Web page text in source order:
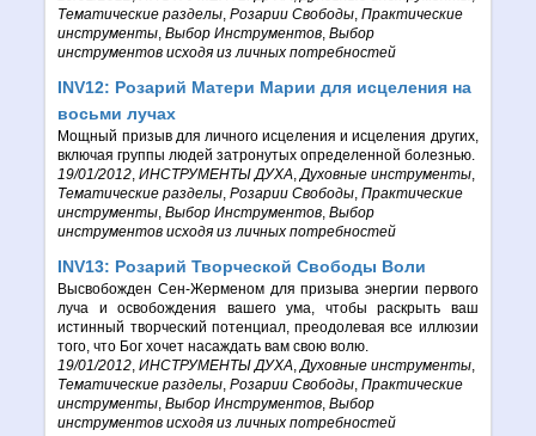
Тематические разделы ,Розарии Свободы ,Практические
инструменты ,Выбор Инструментов ,Выбор
инструментов исходя из личных потребностей
INV12: Розарий Матери Марии для исцеления на
восьми лучах
Мощный призыв для личного исцеления и исцеления других,
включая группы людей затронутых определенной болезнью.
19/01/2012 ,ИНСТРУМЕНТЫ ДУХА ,Духовные инструменты
Тематические разделы ,Розарии Свободы ,Практические
инструменты ,Выбор Инструментов ,Выбор
инструментов исходя из личных потребностей
INV13: Розарий Творческой Свободы Воли
Высвобожден Сен-Жерменом для призыва энергии первого
луча и освобождения вашего ума, чтобы раскрыть ваш
истинный творческий потенциал, преодолевая все иллюзии
того, что Бог хочет насаждать вам свою волю.
19/01/2012 ,ИНСТРУМЕНТЫ ДУХА ,Духовные инструменты
Тематические разделы ,Розарии Свободы ,Практические
инструменты ,Выбор Инструментов ,Выбор
инструментов исходя из личных потребностей